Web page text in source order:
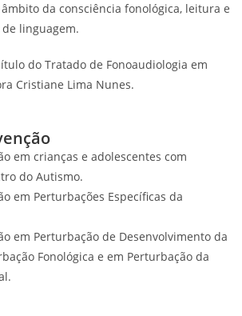
da consciência fonológica, leitura e
linguagem.
do Tratado de Fonoaudiologia em
Cristiane Lima Nunes.
em crianças e adolescentes com
do Autismo.
em Perturbações Específicas da
em Perturbação de Desenvolvimento da
Fonológica e em Perturbação da